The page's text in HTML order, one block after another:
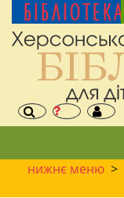
БІБЛІОТЕКА
нижнє меню >